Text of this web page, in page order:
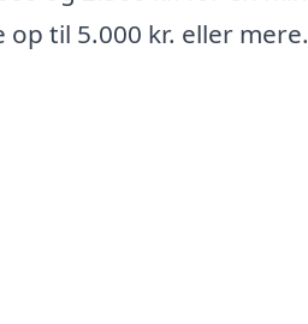
til 5.000 kr. eller mere.